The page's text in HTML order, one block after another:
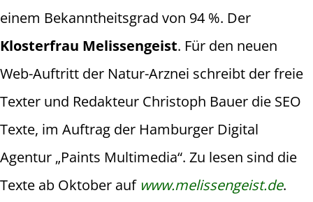
einem Bekanntheitsgrad von 94 %. Der
Klosterfrau Melissengeist. Für den neuen
Web-Auftritt der Natur-Arznei schreibt der freie
Texter und Redakteur Christoph Bauer die SEO
Texte, im Auftrag der Hamburger Digital
Agentur „Paints Multimedia“. Zu lesen sind die
Texte ab Oktober auf www.melissengeist.de.